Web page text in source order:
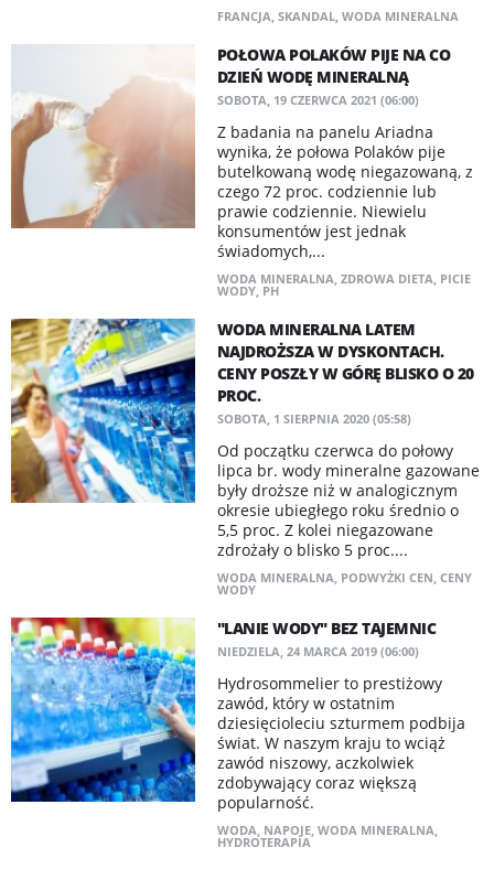
FRANCJA, SKANDAL, WODA MINERALNA
POŁOWA POLAKÓW PIJE NA CO
DZIEŃ WODĘ MINERALNĄ
SOBOTA, 19 CZERWCA 2021 (06:00)
​Z badania na panelu Ariadna
wynika, że połowa Polaków pije
butelkowaną wodę niegazowaną, z
czego 72 proc. codziennie lub
prawie codziennie. Niewielu
konsumentów jest jednak
świadomych,...
WODA MINERALNA, ZDROWA DIETA, PICIE
WODY, PH
WODA MINERALNA LATEM
NAJDROŻSZA W DYSKONTACH.
CENY POSZŁY W GÓRĘ BLISKO O 20
PROC.
SOBOTA, 1 SIERPNIA 2020 (05:58)
Od początku czerwca do połowy
lipca br. wody mineralne gazowane
były droższe niż w analogicznym
okresie ubiegłego roku średnio o
5,5 proc. Z kolei niegazowane
zdrożały o blisko 5 proc....
WODA MINERALNA, PODWYŻKI CEN, CENY
WODY
"LANIE WODY" BEZ TAJEMNIC
NIEDZIELA, 24 MARCA 2019 (06:00)
Hydrosommelier to prestiżowy
zawód, który w ostatnim
dziesięcioleciu szturmem podbija
świat. W naszym kraju to wciąż
zawód niszowy, aczkolwiek
zdobywający coraz większą
popularność.
WODA, NAPOJE, WODA MINERALNA,
HYDROTERAPIA